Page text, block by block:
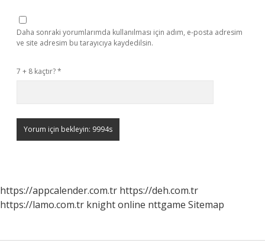
Daha sonraki yorumlarımda kullanılması için adım, e-posta adresim
ve site adresim bu tarayıcıya kaydedilsin.
7 + 8 kaçtır?*
https://appcalender.com.tr https://deh.com.tr
https://lamo.com.tr knight online nttgame Sitemap